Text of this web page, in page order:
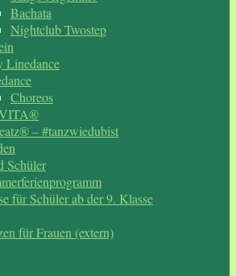
Bachata
Nightclub Twostep
Linedance
Choreos
– #tanzwiedubist
Schüler
für Schüler ab der 9. Klasse
für Frauen (extern)